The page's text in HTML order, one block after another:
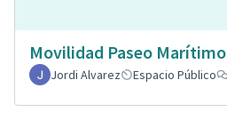
Movilidad Paseo Marítimo
Jordi Alvarez
Espacio Público